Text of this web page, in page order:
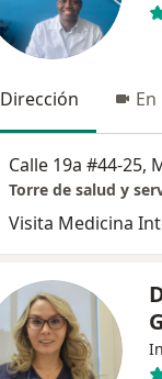
Dirección
Calle 19a #44-25,
Torre de salud y
Visita Medicina